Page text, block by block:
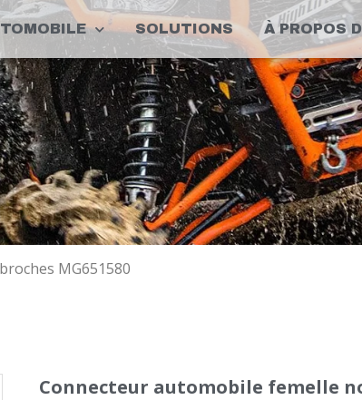
SOLUTIONS À PROPOS
MG651580
Connecteur automobile femelle